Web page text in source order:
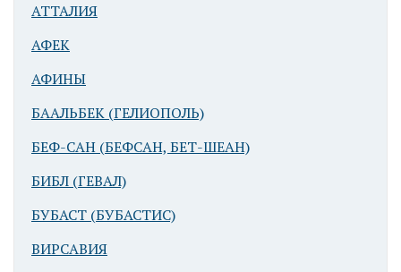
АТТАЛИЯ
АФЕК
АФИНЫ
БААЛЬБЕК (ГЕЛИОПОЛЬ)
БЕФ-САН (БЕФСАН, БЕТ-ШЕАН)
БИБЛ (ГЕВАЛ)
БУБАСТ (БУБАСТИС)
ВИРСАВИЯ